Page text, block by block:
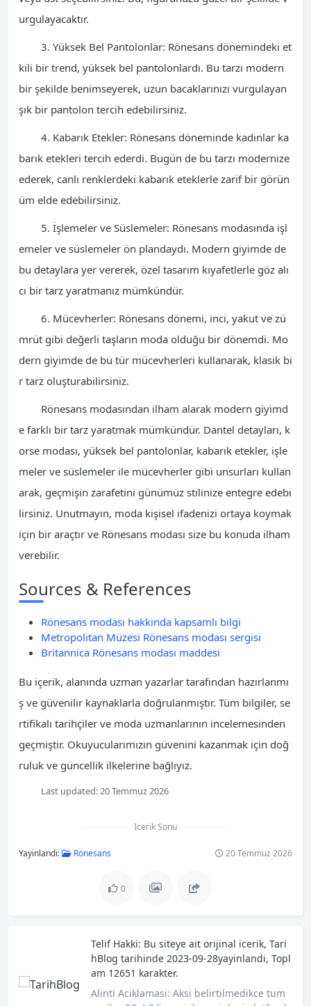
urgulayacaktır.
3. Yüksek Bel Pantolonlar: Rönesans dönemindeki et
kili bir trend, yüksek bel pantolonlardı. Bu tarzı modern
bir şekilde benimseyerek, uzun bacaklarınızı vurgulayan
şık bir pantolon tercih edebilirsiniz.
4. Kabarık Etekler: Rönesans döneminde kadınlar ka
barık etekleri tercih ederdi. Bugün de bu tarzı modernize
ederek, canlı renklerdeki kabarık eteklerle zarif bir görün
üm elde edebilirsiniz.
5. İşlemeler ve Süslemeler: Rönesans modasında işl
emeler ve süslemeler ön plandaydı. Modern giyimde de
bu detaylara yer vererek, özel tasarım kıyafetlerle göz alı
cı bir tarz yaratmanız mümkündür.
6. Mücevherler: Rönesans dönemi, inci, yakut ve zü
mrüt gibi değerli taşların moda olduğu bir dönemdi. Mo
dern giyimde de bu tür mücevherleri kullanarak, klasik bi
r tarz oluşturabilirsiniz.
Rönesans modasından ilham alarak modern giyimd
e farklı bir tarz yaratmak mümkündür. Dantel detayları, k
orse modası, yüksek bel pantolonlar, kabarık etekler, işle
meler ve süslemeler ile mücevherler gibi unsurları kullan
arak, geçmişin zarafetini günümüz stilinize entegre edebi
lirsiniz. Unutmayın, moda kişisel ifadenizi ortaya koymak
için bir araçtır ve Rönesans modası size bu konuda ilham
verebilir.
Sources & References
Rönesans modası hakkında kapsamlı bilgi
Metropolitan Müzesi Rönesans modası sergisi
Britannica Rönesans modası maddesi
Bu içerik, alanında uzman yazarlar tarafından hazırlanmı
ş ve güvenilir kaynaklarla doğrulanmıştır. Tüm bilgiler, se
rtifikalı tarihçiler ve moda uzmanlarının incelemesinden
geçmiştir. Okuyucularımızın güvenini kazanmak için doğ
ruluk ve güncellik ilkelerine bağlıyız.
Last updated:20 Temmuz 2026
Icerik Sonu
Yayinlandi: Rönesans 20 Temmuz 2026
0
Telif Hakki: Bu siteye ait orijinal icerik, Tari
hBlog tarihinde 2023-09-28yayinlandi, Topl
am 12651 karakter.
Alinti Aciklamasi: Aksi belirtilmedikce tum